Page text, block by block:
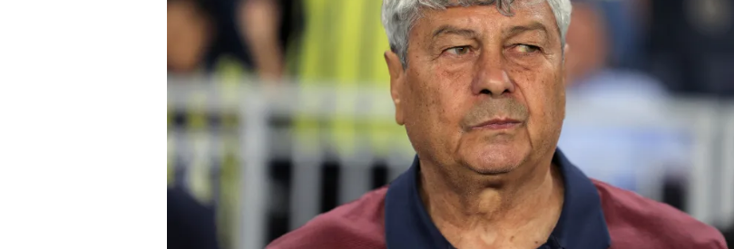
mevzuata uygun olarak kullanılan çerezlerle ilgili bilgi almak için lütfen